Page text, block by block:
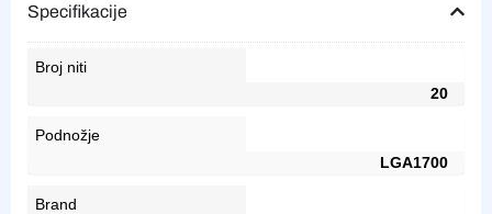
Specifikacije
Broj niti
20
Podnožje
LGA1700
Brand